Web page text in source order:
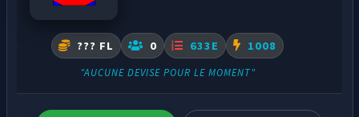
??? FL 0 633E 1008
"AUCUNE DEVISE POUR LE MOMENT"